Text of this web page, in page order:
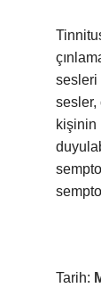
sesleri
sesler,
kişinin
Tarih: